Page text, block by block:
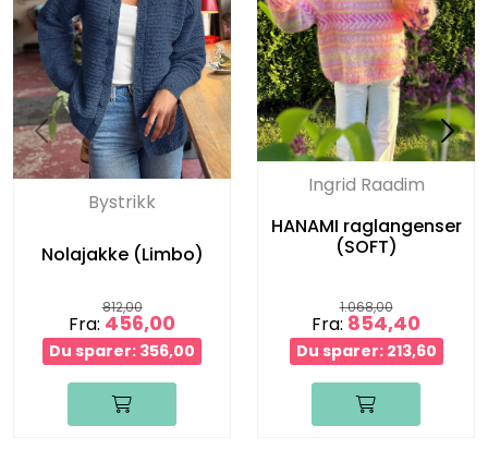
Bystrikk
Nolajakke (Limbo)
812,00
Fra: 456,00
Du sparer: 356,00
Ingrid Raadim
HANAMI raglangenser
(SOFT)
1.068,00
Fra: 854,40
Du sparer: 213,60